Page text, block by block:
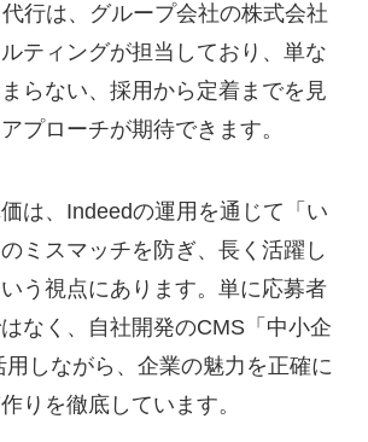
行は、グループ会社の株式会社
ティングが担当しており、単な
らない、採用から定着までを見
プローチが期待できます。
は、Indeedの運用を通じて「い
ミスマッチを防ぎ、長く活躍し
う視点にあります。単に応募者
なく、自社開発のCMS「中小企
しながら、企業の魅力を正確に
りを徹底しています。